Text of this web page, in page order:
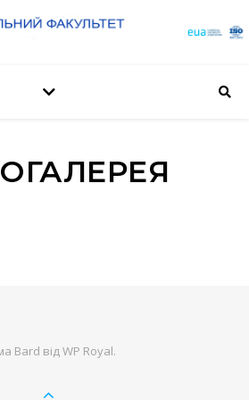
Bard відWP Royal.